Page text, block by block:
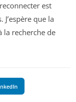
est
que la
la recherche de